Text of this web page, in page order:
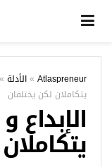
Atlaspreneur
»الأدلة »
يتكاملان لكن يختلفان
الإبداع